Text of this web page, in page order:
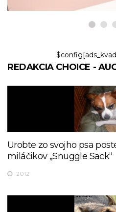
REDAKCIA CHOICE -
Urobte zo svojho psa
miláčikov „Snuggle Sack“
2012